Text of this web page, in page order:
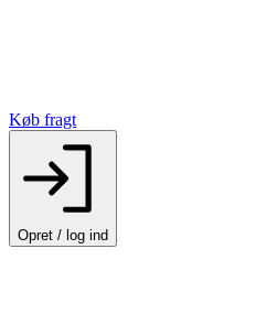
Køb fragt
Opret / log ind